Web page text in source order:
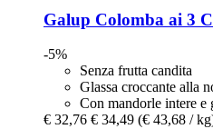
Galup Colomba ai 3
-5%
Senza frutta candita
Glassa croccante alla
Con mandorle intere e
€ 32,76 € 34,49 (€ 43,68 /